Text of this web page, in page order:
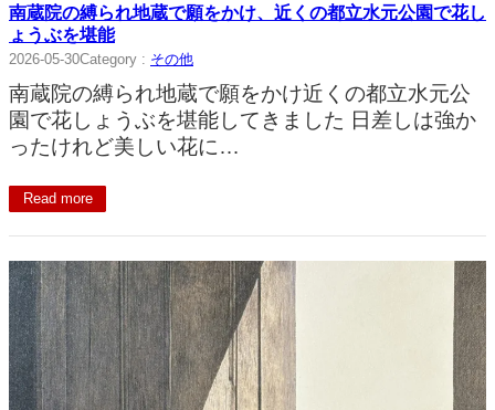
南蔵院の縛られ地蔵で願をかけ、近くの都立水元公園で花し
ょうぶを堪能
2026-05-30Category : その他
南蔵院の縛られ地蔵で願をかけ近くの都立水元公
園で花しょうぶを堪能してきました 日差しは強か
ったけれど美しい花に…
Read more